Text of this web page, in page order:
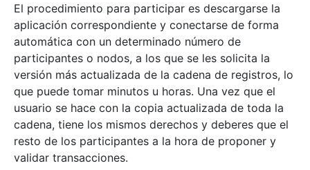
El procedimiento para participar es descargarse la
aplicación correspondiente y conectarse de forma
automática con un determinado número de
participantes o nodos, a los que se les solicita la
versión más actualizada de la cadena de registros, lo
que puede tomar minutos u horas. Una vez que el
usuario se hace con la copia actualizada de toda la
cadena, tiene los mismos derechos y deberes que el
resto de los participantes a la hora de proponer y
validar transacciones.